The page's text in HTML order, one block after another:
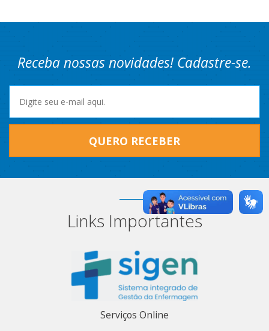
Receba nossas novidades! Cadastre-se.
QUERO RECEBER
Links Importantes
Serviços Online